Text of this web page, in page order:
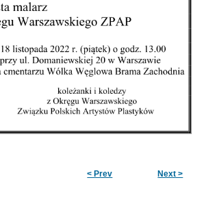
< Prev Next >